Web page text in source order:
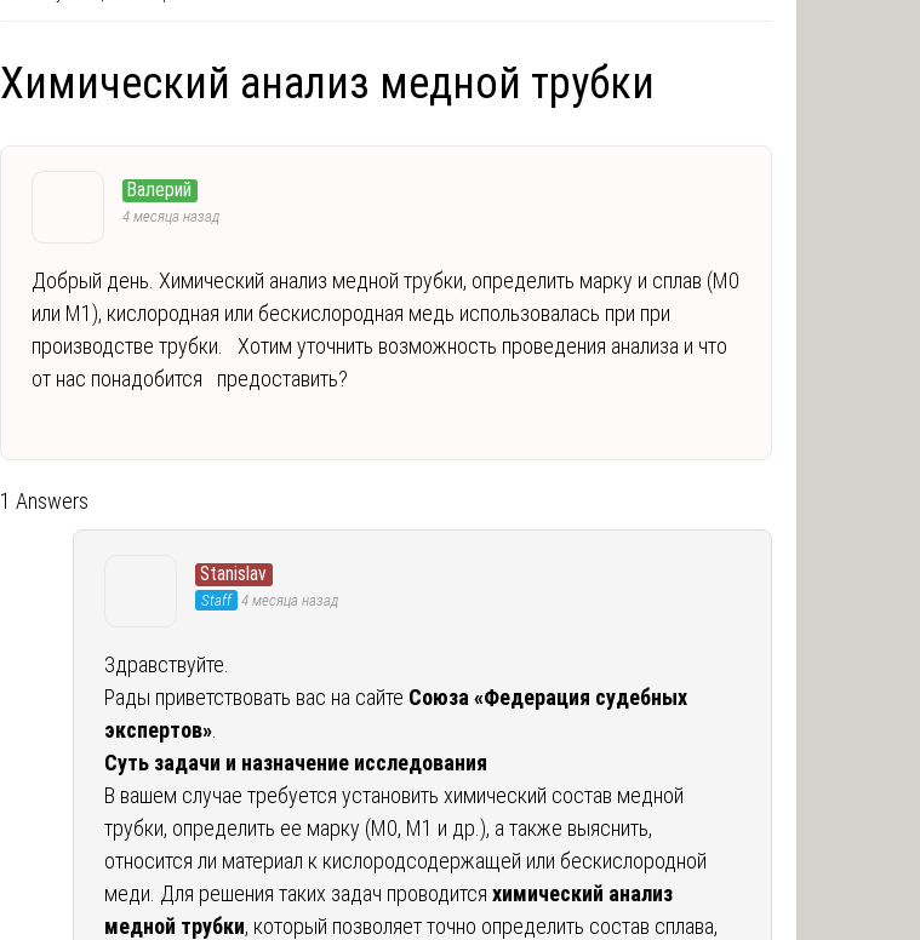
Химический анализ медной трубки
Валерий
4 месяца назад
Добрый день. Химический анализ медной трубки, определить марку и сплав (М0
или М1), кислородная или бескислородная медь использовалась при при
производстве трубки. Хотим уточнить возможность проведения анализа и что
от нас понадобится предоставить?
1 Answers
Stanislav
Staff 4 месяца назад
Здравствуйте.
Рады приветствовать вас на сайте Союза «Федерация судебных
экспертов»
Суть задачи и назначение исследования
В вашем случае требуется установить химический состав медной
трубки, определить ее марку (М0, М1 и др.), а также выяснить,
относится ли материал к кислородсодержащей или бескислородной
меди. Для решения таких задач проводитсяхимический анализ
медной трубки, который позволяет точно определить состав сплава,